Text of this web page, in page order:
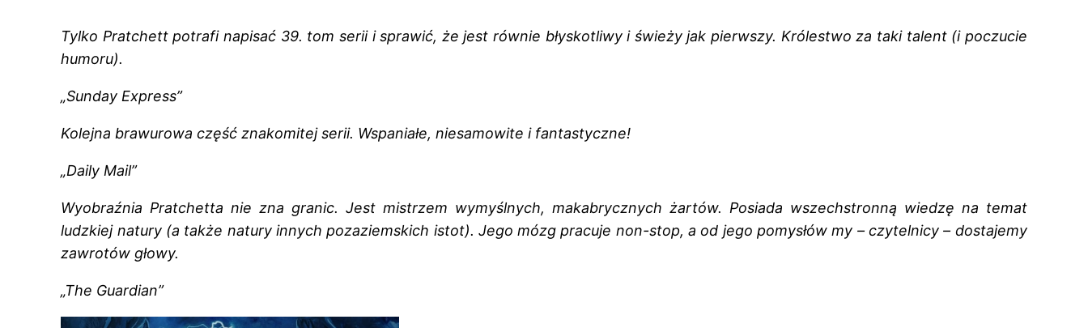
Tylko Pratchett potrafi napisać 39. tom serii i sprawić, że jest równie błyskotliwy i świeży jak pierwszy. Królestwo za taki talent (i poczucie
humoru).
„Sunday Express”
Kolejna brawurowa część znakomitej serii. Wspaniałe, niesamowite i fantastyczne!
„Daily Mail”
Wyobraźnia Pratchetta nie zna granic. Jest mistrzem wymyślnych, makabrycznych żartów. Posiada wszechstronną wiedzę na temat
ludzkiej natury (a także natury innych pozaziemskich istot). Jego mózg pracuje non-stop, a od jego pomysłów my – czytelnicy – dostajemy
zawrotów głowy.
„The Guardian”